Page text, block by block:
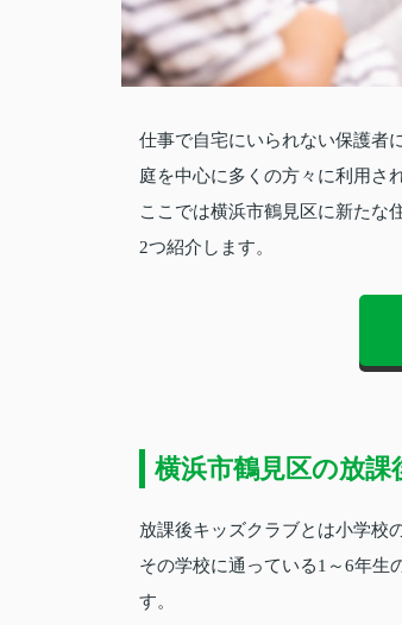
仕事で自宅にいられない保護者
庭を中心に多くの方々に利用さ
ここでは横浜市鶴見区に新たな
2つ紹介します。
横浜市鶴見区の放
放課後キッズクラブとは小学校
その学校に通っている1～6年生
す。